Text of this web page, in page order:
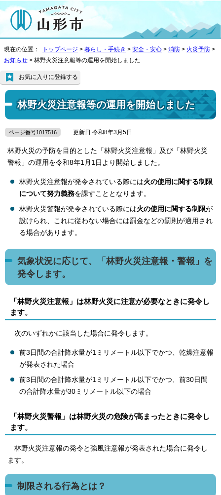
現在の位置： トップページ > 暮らし・手続き > 安全・安心 > 消防 > 火災予防 >
お知らせ > 林野火災注意報等の運用を開始しました
林野火災注意報等の運用を開始しました
お気に入りに登録する
ページ番号1017516 更新日 令和8年3月5日
林野火災の予防を目的とした「林野火災注意報」及び「林野火災
警報」の運用を令和8年1月1日より開始しました。
林野火災注意報が発令されている際には火の使用に関する制限
について努力義務を課すこととなります。
林野火災警報が発令されている際には火の使用に関する制限が
設けられ、これに従わない場合には罰金などの罰則が適用され
る場合があります。
気象状況に応じて、「林野火災注意報・警報」を
発令します。
「林野火災注意報」は林野火災に注意が必要なときに発令し
ます。
次のいずれかに該当した場合に発令します。
前3日間の合計降水量が1ミリメートル以下でかつ、乾燥注意報
が発表された場合
前3日間の合計降水量が1ミリメートル以下でかつ、前30日間
の合計降水量が30ミリメートル以下の場合
「林野火災警報」は林野火災の危険が高まったときに発令し
ます。
林野火災注意報の発令と強風注意報が発表された場合に発令し
ます。
制限される行為とは？